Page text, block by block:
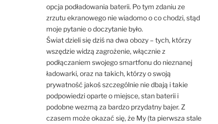
opcja podładowania baterii. Po tym zdaniu ze
zrzutu ekranowego nie wiadomo o co chodzi, stąd
moje pytanie o doczytanie było.
Świat dzieli się dziś na dwa obozy – tych, którzy
wszędzie widzą zagrożenie, włącznie z
podłączaniem swojego smartfonu do nieznanej
ładowarki, oraz na takich, którzy o swoją
prywatność jakoś szczególnie nie dbają i takie
podpowiedzi oparte o miejsce, stan baterii i
podobne wezmą za bardzo przydatny bajer. Z
czasem może okazać się, że My (ta pierwsza stale